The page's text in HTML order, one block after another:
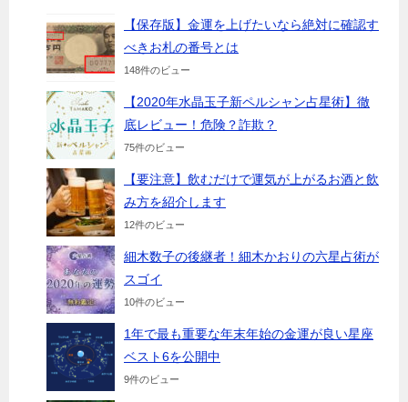
【保存版】金運を上げたいなら絶対に確認す
べきお札の番号とは
148件のビュー
【2020年水晶玉子新ペルシャン占星術】徹
底レビュー！危険？詐欺？
75件のビュー
【要注意】飲むだけで運気が上がるお酒と飲
み方を紹介します
12件のビュー
細木数子の後継者！細木かおりの六星占術が
スゴイ
10件のビュー
1年で最も重要な年末年始の金運が良い星座
ベスト6を公開中
9件のビュー